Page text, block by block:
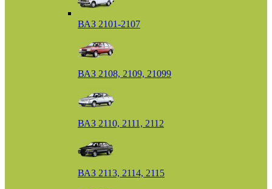
ВАЗ 2101-2107
ВАЗ 2108, 2109, 21099
ВАЗ 2110, 2111, 2112
ВАЗ 2113, 2114, 2115